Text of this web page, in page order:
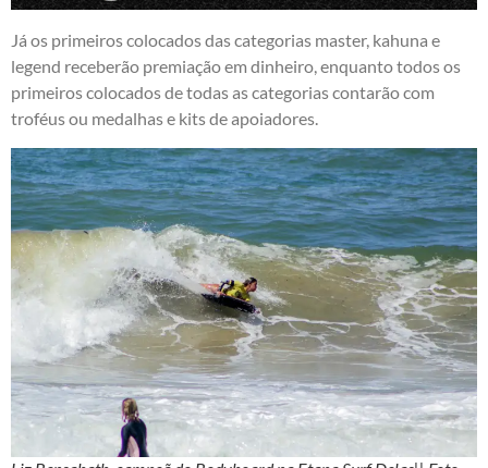
Já os primeiros colocados das categorias master, kahuna e
legend receberão premiação em dinheiro, enquanto todos os
primeiros colocados de todas as categorias contarão com
troféus ou medalhas e kits de apoiadores.